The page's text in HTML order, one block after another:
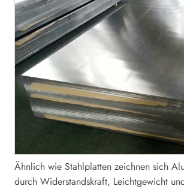
Ähnlich wie Stahlplatten zeichnen sich
durch Widerstandskraft, Leichtgewicht